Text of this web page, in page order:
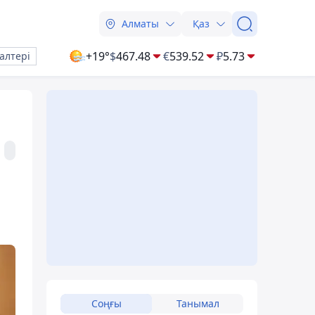
Алматы Қаз
+19°$467.48 €539.52 ₽5.73
Соңғы Танымал